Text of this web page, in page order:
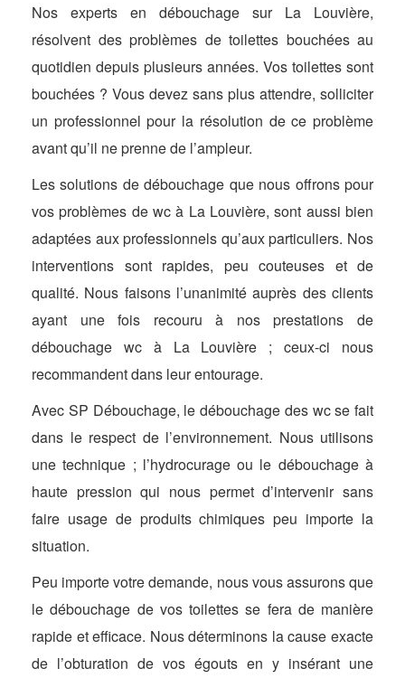
Nos experts en débouchage sur La Louvière,
résolvent des problèmes de toilettes bouchées au
quotidien depuis plusieurs années. Vos toilettes sont
bouchées ? Vous devez sans plus attendre, solliciter
un professionnel pour la résolution de ce problème
avant qu’il ne prenne de l’ampleur.
Les solutions de débouchage que nous offrons pour
vos problèmes de wc à La Louvière, sont aussi bien
adaptées aux professionnels qu’aux particuliers. Nos
interventions sont rapides, peu couteuses et de
qualité. Nous faisons l’unanimité auprès des clients
ayant une fois recouru à nos prestations de
débouchage wc à La Louvière ; ceux-ci nous
recommandent dans leur entourage.
Avec SP Débouchage, le débouchage des wc se fait
dans le respect de l’environnement. Nous utilisons
une technique ; l’hydrocurage ou le débouchage à
haute pression qui nous permet d’intervenir sans
faire usage de produits chimiques peu importe la
situation.
Peu importe votre demande, nous vous assurons que
le débouchage de vos toilettes se fera de manière
rapide et efficace. Nous déterminons la cause exacte
de l’obturation de vos égouts en y insérant une